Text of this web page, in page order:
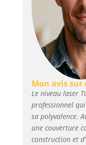
Mon avis sur
Le niveau laser
professionnel
sa polyvalence.
une couverture
construction et